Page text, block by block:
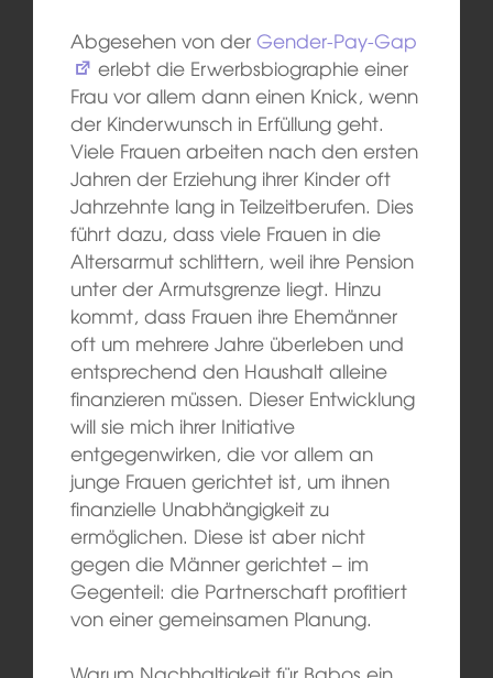
Abgesehen von der Gender-Pay-Gap
erlebt die Erwerbsbiographie einer
Frau vor allem dann einen Knick, wenn
der Kinderwunsch in Erfüllung geht.
Viele Frauen arbeiten nach den ersten
Jahren der Erziehung ihrer Kinder oft
Jahrzehnte lang in Teilzeitberufen. Dies
führt dazu, dass viele Frauen in die
Altersarmut schlittern, weil ihre Pension
unter der Armutsgrenze liegt. Hinzu
kommt, dass Frauen ihre Ehemänner
oft um mehrere Jahre überleben und
entsprechend den Haushalt alleine
finanzieren müssen. Dieser Entwicklung
will sie mich ihrer Initiative
entgegenwirken, die vor allem an
junge Frauen gerichtet ist, um ihnen
finanzielle Unabhängigkeit zu
ermöglichen. Diese ist aber nicht
gegen die Männer gerichtet – im
Gegenteil: die Partnerschaft profitiert
von einer gemeinsamen Planung.